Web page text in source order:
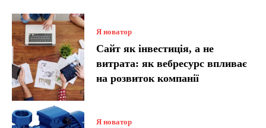
Я новатор
Сайт як інвестиція, а не
витрата: як вебресурс впливає
на розвиток компанії
Я новатор